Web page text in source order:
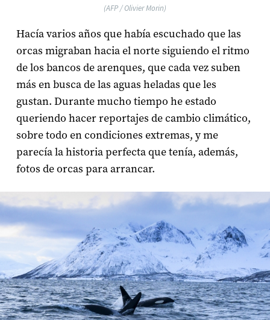
(AFP / Olivier Morin)
Hacía varios años que había escuchado que las
orcas migraban hacia el norte siguiendo el ritmo
de los bancos de arenques, que cada vez suben
más en busca de las aguas heladas que les
gustan. Durante mucho tiempo he estado
queriendo hacer reportajes de cambio climático,
sobre todo en condiciones extremas, y me
parecía la historia perfecta que tenía, además,
fotos de orcas para arrancar.